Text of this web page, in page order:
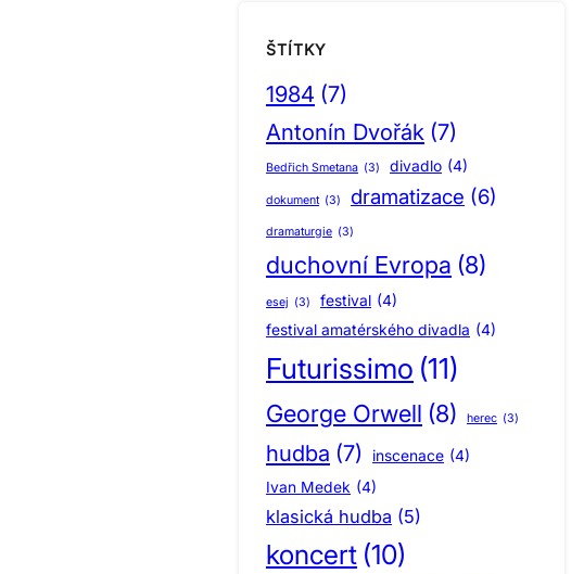
ŠTÍTKY
1984 (7)
Antonín Dvořák (7)
Bedřich Smetana (3) divadlo (4)
dokument (3) dramatizace (6)
dramaturgie (3)
duchovní Evropa (8)
esej (3) festival (4)
festival amatérského divadla (4)
Futurissimo (11)
George Orwell (8) herec (3)
hudba (7) inscenace (4)
Ivan Medek (4)
klasická hudba (5)
koncert (10)